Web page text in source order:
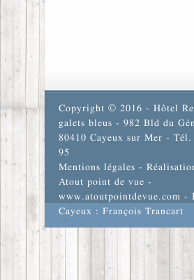
Copyright © 2016 - Hôtel
galets bleus - 982 Bld du
80410 Cayeux sur Mer - Tél.
95
Mentions légales -
Atout point de vue -
www.atoutpointdevue.com -
Cayeux : François Trancart